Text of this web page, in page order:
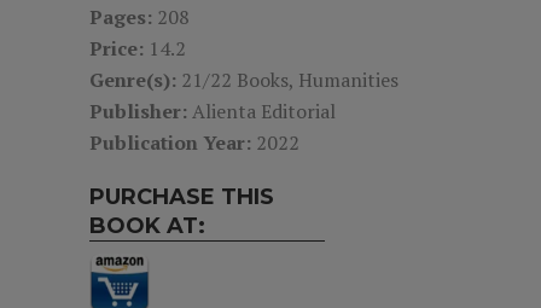
Pages: 208
Price: 14.2
Genre(s): 21/22 Books, Humanities
Publisher: Alienta Editorial
Publication Year: 2022
PURCHASE THIS
BOOK AT: